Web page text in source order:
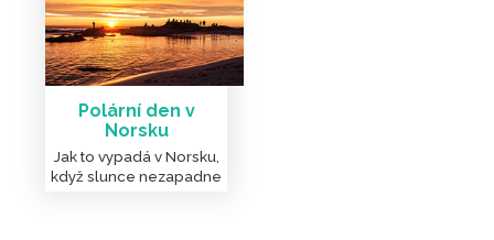
Polární den v
Norsku
Jak to vypadá v Norsku,
když slunce nezapadne